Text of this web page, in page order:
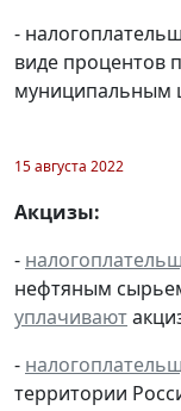
-
виде процентов
муниципальным
15 августа 2022
Акцизы:
-
нефтяным
уплачивают
-
территории